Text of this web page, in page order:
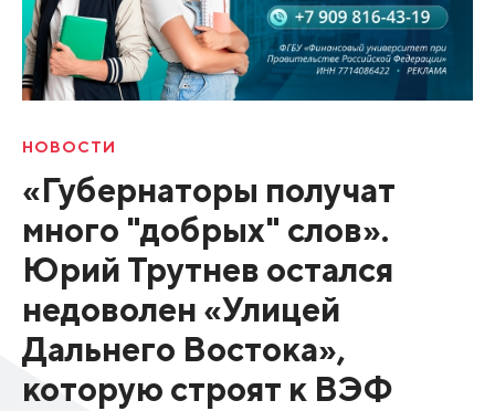
НОВОСТИ
«Губернаторы получат
много "добрых" слов».
Юрий Трутнев остался
недоволен «Улицей
Дальнего Востока»,
которую строят к ВЭФ